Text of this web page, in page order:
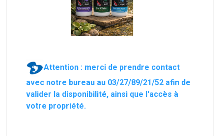
Attention : merci de prendre contact
avec notre bureau au 03/27/89/21/52 afin de
valider la disponibilité, ainsi que l'accès à
votre propriété.